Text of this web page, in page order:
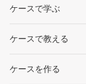
ケースで学ぶ
ケースで教える
ケースを作る